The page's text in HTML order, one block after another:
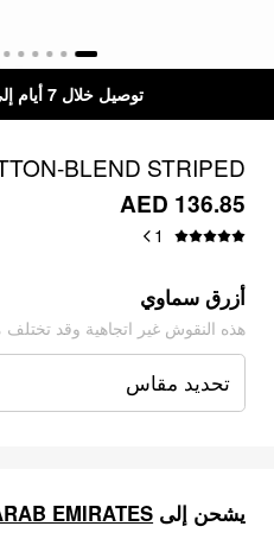
توصيل خلال 7 أيام إلى جميع دول الخليج
BLEND STRIPED
TRIM CAMI TOP &
LOUNGEWEAR SET
AED 136.85
1
أزرق سماوي
هذه النقوش غير اتجاهية وقد
تحديد مقاس
يشحن إلى EMIRATES